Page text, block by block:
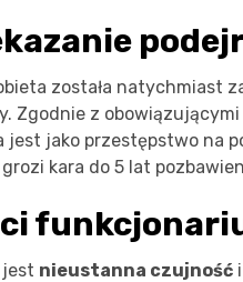
została natychmiast
Zgodnie z
jako przestępstwo na
kara do 5 lat
jest nieustanna czujność